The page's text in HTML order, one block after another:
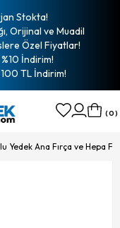
Stokta!
Orijinal ve Muadil
Özel Fiyatlar!
İndirim!
TL İndirim!
0
Yedek Ana Fırça ve Hepa